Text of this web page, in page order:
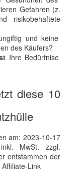
Gefahren (z.
risikobehaftete
und keine
des Käufers?
Ihre Bedürfnise
diese 10
am: 2023-10-17
MwSt. zzgl.
entstammen der
Link